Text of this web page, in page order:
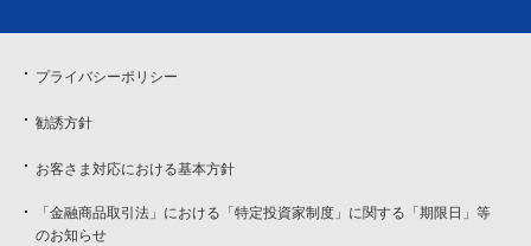
プライバシーポリシー
勧誘方針
お客さま対応における基本方針
「金融商品取引法」における「特定投資家制度」に関する「期限日」等
のお知らせ